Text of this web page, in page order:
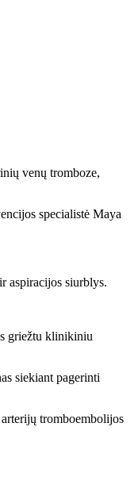
venų tromboze,
specialistė Maya
aspiracijos siurblys.
griežtu klinikiniu
siekiant pagerinti
tromboembolijos